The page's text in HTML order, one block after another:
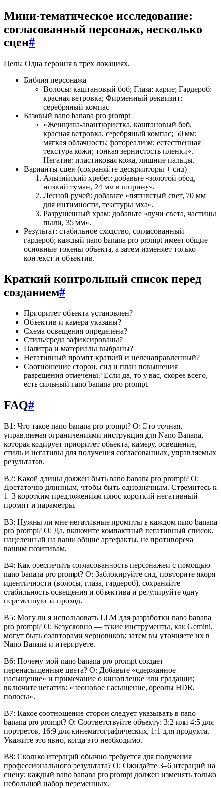
Мини-тематическое исследование:
согласованный персонаж, несколько
сцен#
Цель: Одна героиня в трех локациях.
Библия персонажа
Волосы: каштановый боб; Глаза: карие; Гардероб:
красная ветровка; Фирменный реквизит:
серебряный компас.
Базовый nano banana pro prompt
«Женщина-авантюристка, каштановый боб,
красная ветровка, серебряный компас; 50 мм;
мягкая облачность; фотореализм; естественная
текстура кожи; тонкая зернистость пленки».
Негатив: пластиковая кожа, лишние пальцы.
Варианты сцен (сохраняйте дескрипторы + сид)
Альпийский хребет: добавьте «золотой обод,
низкий туман, 24 мм в ширину».
Лесной ручей: добавьте «пятнистый свет, 70 мм
для интимности, текстуры мха».
Разрушенный храм: добавьте «лучи света, частицы
пыли, 35 мм».
Результат: стабильное сходство, согласованный
гардероб; каждый nano banana pro prompt имеет общие
основные токены объекта, а затем изменяет только
контекст и объектив.
Краткий контрольный список перед
созданием#
Приоритет объекта установлен?
Объектив и камера указаны?
Схема освещения определена?
Стиль/среда зафиксированы?
Палитра и материалы выбраны?
Негативный промпт краткий и целенаправленный?
Соотношение сторон, сид и план повышения
разрешения отмечены? Если да, то у вас, скорее всего,
есть сильный nano banana pro prompt.
FAQ#
В1: Что такое nano banana pro prompt? О: Это точная,
управляемая ограничениями инструкция для Nano Banana,
которая кодирует приоритет объекта, камеру, освещение,
стиль и негативы для получения согласованных, управляемых
результатов.
В2: Какой длины должен быть nano banana pro prompt? О:
Достаточно длинным, чтобы быть однозначным. Стремитесь к
1–3 коротким предложениям плюс короткий негативный
промпт и параметры.
В3: Нужны ли мне негативные промпты в каждом nano banana
pro prompt? О: Да, включите компактный негативный список,
нацеленный на ваши общие артефакты, не противореча
вашим позитивам.
В4: Как обеспечить согласованность персонажей с помощью
nano banana pro prompt? О: Заблокируйте сид, повторите якоря
идентичности (волосы, глаза, гардероб), сохраняйте
стабильность освещения и объектива и регулируйте одну
переменную за проход.
В5: Могу ли я использовать LLM для разработки nano banana
pro prompt? О: Безусловно — такие инструменты, как Gemini,
могут быть соавторами черновиков; затем вы уточняете их в
Nano Banana и итерируете.
В6: Почему мой nano banana pro prompt создает
перенасыщенные цвета? О: Добавьте «сдержанное
насыщение» и примечание о кинопленке или градации;
включите негатив: «неоновое насыщение, ореолы HDR,
полосы».
В7: Какое соотношение сторон следует указывать в nano
banana pro prompt? О: Соответствуйте объекту: 3:2 или 4:5 для
портретов, 16:9 для кинематографических, 1:1 для продукта.
Укажите это явно, когда это необходимо.
В8: Сколько итераций обычно требуется для получения
профессионального результата? О: Ожидайте 3–6 итераций на
сцену; каждый nano banana pro prompt должен изменять только
небольшой набор переменных.